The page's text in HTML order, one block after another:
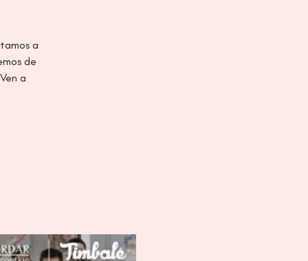
a
de
a